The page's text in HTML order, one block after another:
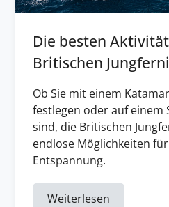
Die besten
Britischen
Ob Sie mit einem
festlegen oder auf einem
sind, die Britischen
endlose Möglichkeiten
Entspannung.
Weiterlesen